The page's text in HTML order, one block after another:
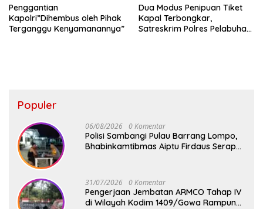
Penggantian
Kapolri”Dihembus oleh Pihak
Terganggu Kenyamanannya”
Dua Modus Penipuan Tiket
Kapal Terbongkar,
Satreskrim Polres Pelabuhan
Populer
06/08/2026 0 Komentar
Polisi Sambangi Pulau Barrang Lompo,
Bhabinkamtibmas Aiptu Firdaus Serap
31/07/2026 0 Komentar
Pengerjaan Jembatan ARMCO Tahap IV
di Wilayah Kodim 1409/Gowa Rampung